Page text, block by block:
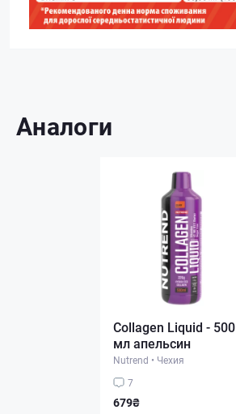
Аналоги
Collagen Liquid - 500
мл апельсин
Nutrend • Чехия
7
679₴